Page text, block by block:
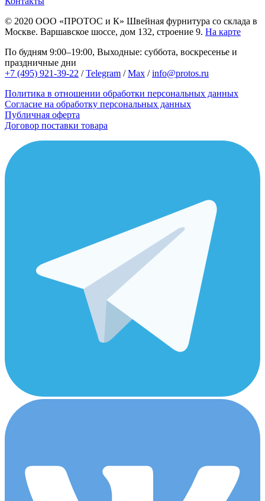
© 2020 ООО «ПРОТОС и К» Швейная фурнитура со склада в
Москве. Варшавское шоссе, дом 132, строение 9. На карте
По будням 9:00–19:00, Выходные: суббота, воскресенье и
праздничные дни
+7 (495) 921-39-22 /Telegram /Max /info@protos.ru
Политика в отношении обработки персональных данных
Согласие на обработку персональных данных
Публичная оферта
Договор поставки товара